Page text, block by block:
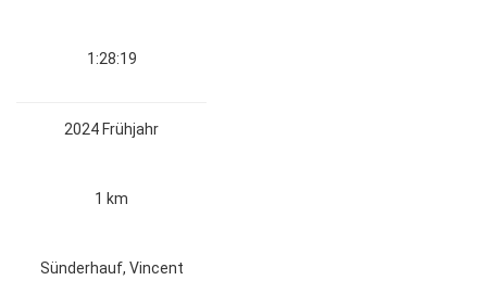
1:28:19
2024 Frühjahr
1 km
Sünderhauf, Vincent